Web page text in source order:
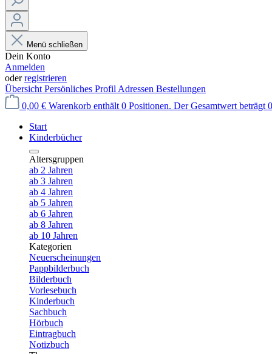
Menü schließen
Dein Konto
Anmelden
oderregistrieren
Übersicht Persönliches Profil Adressen Bestellungen
0,00 € Warenkorb enthält 0 Positionen. Der Gesamtwert beträgt
Start
Kinderbücher
Altersgruppen
ab 2 Jahren
ab 3 Jahren
ab 4 Jahren
ab 5 Jahren
ab 6 Jahren
ab 8 Jahren
ab 10 Jahren
Kategorien
Neuerscheinungen
Pappbilderbuch
Bilderbuch
Vorlesebuch
Kinderbuch
Sachbuch
Hörbuch
Eintragbuch
Notizbuch